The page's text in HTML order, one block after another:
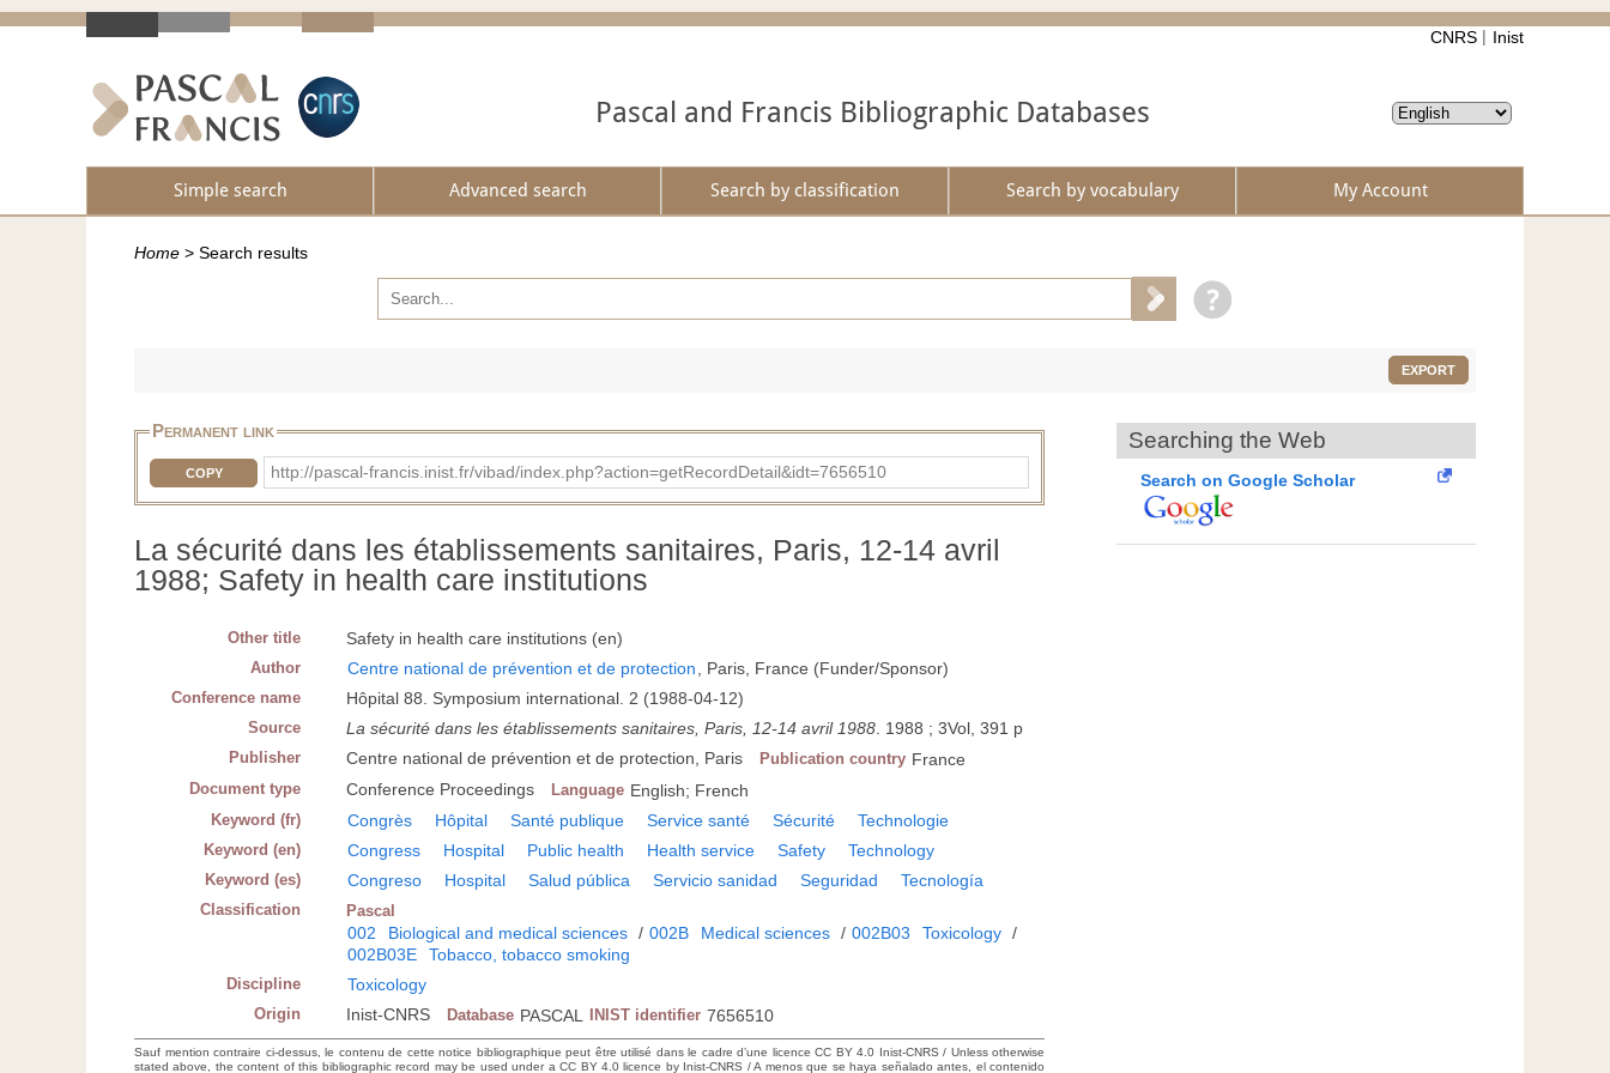
CNRS Inist
Pascal and Francis Bibliographic Databases
Simple search Advanced search Search by classification Search by vocabulary My Account
Home > Search results
EXPORT
Permanent link
COPY http://pascal-francis.inist.fr/vibad/index.php?action=getRecordDetail&idt=7656510
La sécurité dans les établissements sanitaires, Paris, 12-14 avril
1988; Safety in health care institutions
Other title Safety in health care institutions (en)
Author Centre national de prévention et de protection, Paris, France (Funder/Sponsor)
Conference name Hôpital 88. Symposium international. 2 (1988-04-12)
Source La sécurité dans les établissements sanitaires, Paris, 12-14 avril 1988. 1988 ; 3Vol, 391 p
Publisher Centre national de prévention et de protection, Paris Publication country France
Document type Conference Proceedings Language English; French
Keyword (fr) Congrès Hôpital Santé publique Service santé Sécurité Technologie
Keyword (en) Congress Hospital Public health Health service Safety Technology
Keyword (es) Congreso Hospital Salud pública Servicio sanidad Seguridad Tecnología
Classification Pascal
002 Biological and medical sciences / 002B Medical sciences / 002B03 Toxicology /
002B03E
Tobacco, tobacco smoking
Discipline Toxicology
Origin Inist-CNRS Database PASCAL INIST identifier 7656510
Sauf mention contraire ci-dessus, le contenu de cette notice bibliographique peut être utilisé dans le cadre d’une licence CC BY 4.0 Inist-CNRS / Unless otherwise
stated above, the content of this bibliographic record may be used under a CC BY 4.0 licence by Inist-CNRS / A menos que se haya señalado antes, el contenido
Searching the Web
Search on Google Scholar